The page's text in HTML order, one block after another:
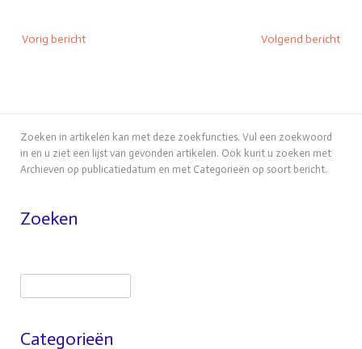
navigatie
Vorig bericht Volgend bericht
Zoeken in artikelen kan met deze zoekfuncties. Vul een zoekwoord
in en u ziet een lijst van gevonden artikelen. Ook kunt u zoeken met
Archieven op publicatiedatum en met Categorieën op soort bericht.
Zoeken
Categorieën